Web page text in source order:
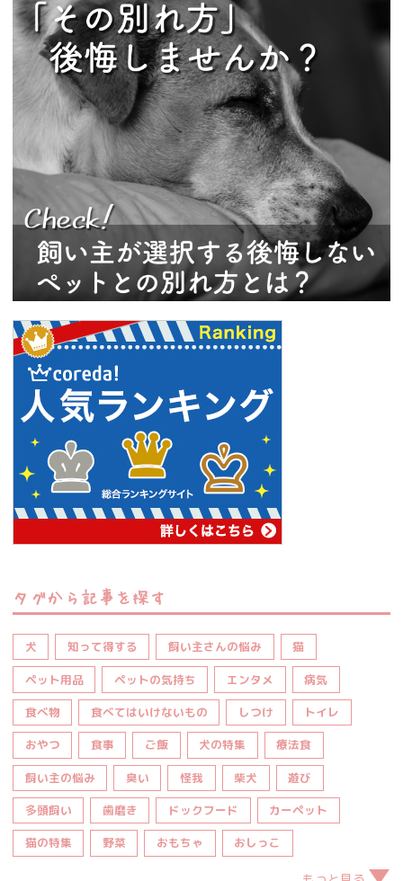
タグから記事を探す
犬 知って得する 飼い主さんの悩み 猫
ペット用品 ペットの気持ち エンタメ 病気
食べ物 食べてはいけないもの しつけ トイレ
おやつ 食事 ご飯 犬の特集 療法食
飼い主の悩み 臭い 怪我 柴犬 遊び
多頭飼い 歯磨き ドックフード カーペット
猫の特集 野菜 おもちゃ おしっこ